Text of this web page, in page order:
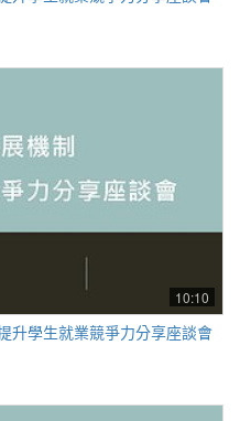
10:10
升學生就業競爭力分享座談會